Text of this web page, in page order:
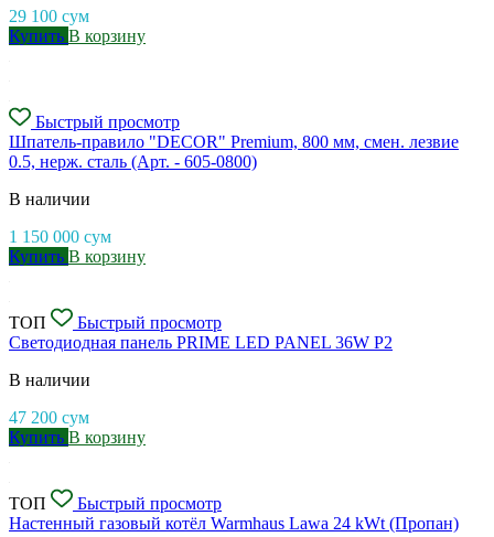
29 100 сум
Купить В корзину
Быстрый просмотр
Шпатель-правило "DECOR" Рremium, 800 мм, смен. лезвие
0.5, нерж. сталь (Арт. - 605-0800)
В наличии
1 150 000 сум
Купить В корзину
ТОП
Быстрый просмотр
Светодиодная панель PRIME LED PANEL 36W P2
В наличии
47 200 сум
Купить В корзину
ТОП
Быстрый просмотр
Настенный газовый котёл Warmhaus Lawa 24 kWt (Пропан)